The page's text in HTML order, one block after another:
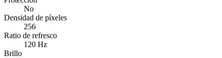
No
Densidad de píxeles
256
Ratio de refresco
120 Hz
Brillo